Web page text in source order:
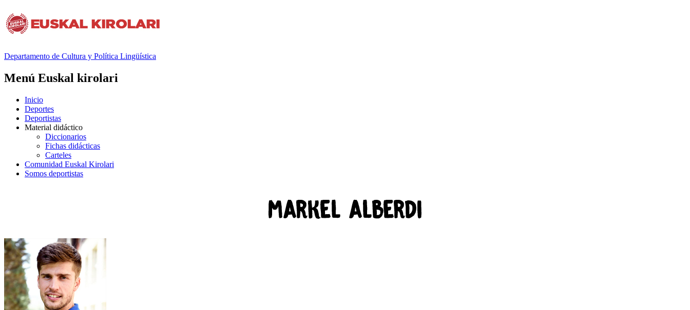
Departamento de Cultura y Política Lingüística
Menú Euskal kirolari
Inicio
Deportes
Deportistas
Material didáctico
Diccionarios
Fichas didácticas
Carteles
Comunidad Euskal Kirolari
Somos deportistas